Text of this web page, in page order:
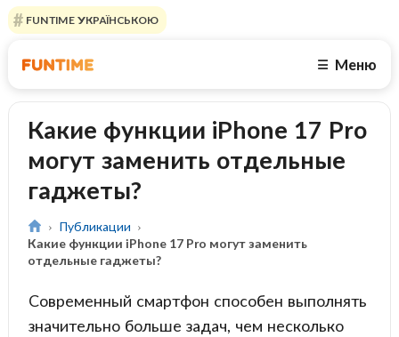
FUNTIME УКРАЇНСЬКОЮ
☰ Меню
Какие функции iPhone 17 Pro
могут заменить отдельные
гаджеты?
Публикации
Какие функции iPhone 17 Pro могут заменить
отдельные гаджеты?
Современный смартфон способен выполнять
значительно больше задач, чем несколько